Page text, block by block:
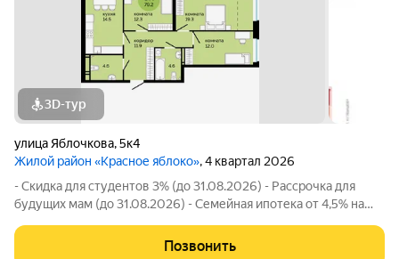
3D-тур
улица Яблочкова,5к4
Жилой район «Красное яблоко», 4 квартал 2026
- Скидка для студентов 3% (до 31.08.2026) - Рассрочка для
будущих мам (до 31.08.2026) - Семейная ипотека от 4,5% на
31.08.2026) - Скидка до 3% за каждого ребёнка (до 31.08.2026)
Позвонить